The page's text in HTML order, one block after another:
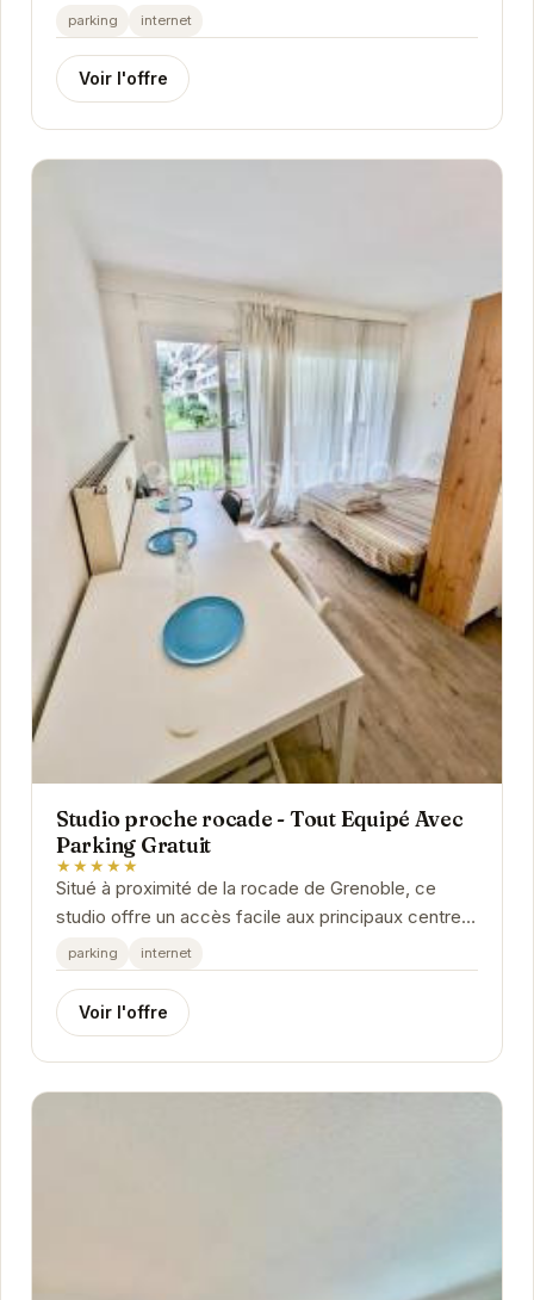
privé gratuit, un accès internet et tout le
nécessaire...
parking internet
Voir l'offre
Studio proche rocade - Tout Equipé Avec
Parking Gratuit
★★★★★
Situé à proximité de la rocade de Grenoble, ce
studio offre un accès facile aux principaux centres
d'intérêt de la ville. Son parking gratuit...
parking internet
Voir l'offre